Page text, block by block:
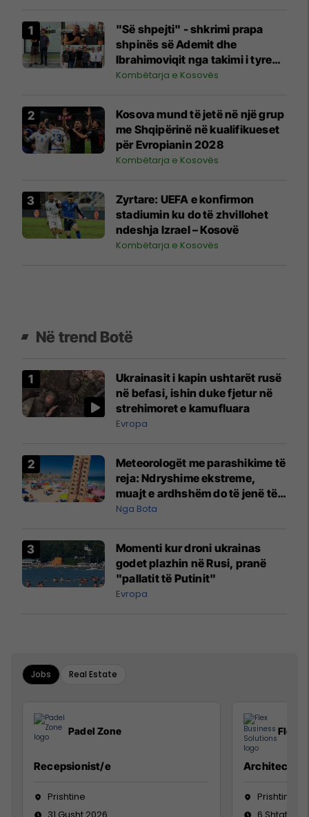
"Së shpejti" - shkrimi prapa
shpinës së Ademit dhe
Ibrahimoviqit nga takimi i tyre
shihet si shenjë që ylli i Bayernit
Kombëtarja e Kosovës
Kosova mund të jetë në një grup
me Shqipërinë në kualifikueset
për Evropianin 2028
Kombëtarja e Kosovës
Zyrtare: UEFA e konfirmon
stadiumin ku do të zhvillohet
ndeshja Izrael – Kosovë
Kombëtarja e Kosovës
Në trend Botë
Ukrainasit i kapin ushtarët rusë
në befasi, ishin duke fjetur në
strehimoret e kamufluara
Evropa
Meteorologët me parashikime të
reja: Ndryshime ekstreme,
muajt e ardhshëm do të jenë të
pazakontë
Nga Bota
Momenti kur droni ukrainas
godet plazhin në Rusi, pranë
"pallatit të Putinit"
Evropa
Jobs Real Estate
Padel Zone
Recepsionist/e
Prishtine
Flex
Architect
Prishtinë